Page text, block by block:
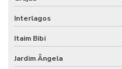
Interlagos
Itaim Bibi
Jardim Ângela